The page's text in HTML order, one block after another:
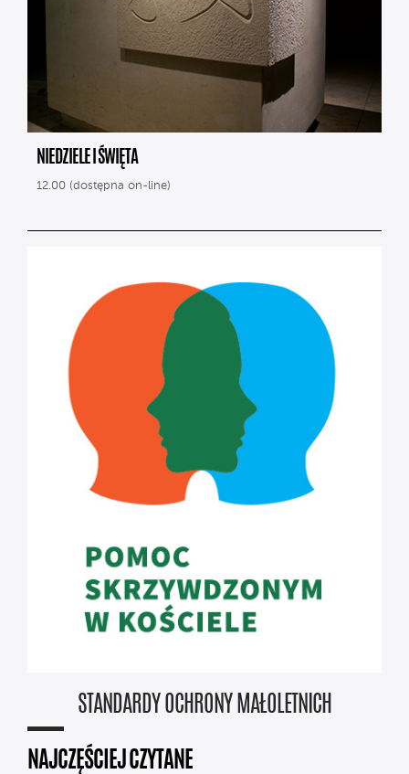
NIEDZIELE I ŚWIĘTA
12.00 (dostępna on-line)
STANDARDY OCHRONY MAŁOLETNICH
NAJCZĘŚCIEJ CZYTANE